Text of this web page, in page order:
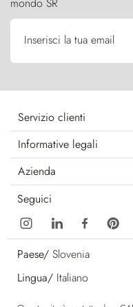
mondo SR
Inserisci la tua email
Servizio clienti
Informative legali
Azienda
Seguici
Paese/ Slovenia
Lingua/ Italiano